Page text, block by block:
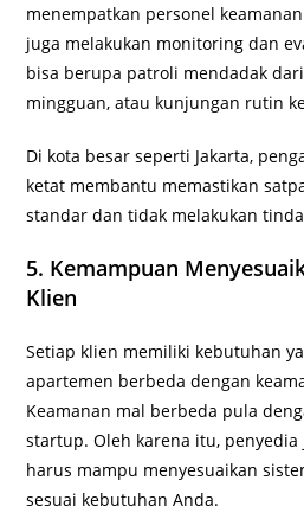
menempatkan personel
juga melakukan monitoring dan
bisa berupa patroli mendadak
mingguan, atau kunjungan rutin
Di kota besar seperti Jakarta,
ketat membantu memastikan
standar dan tidak melakukan
5. Kemampuan
Klien
Setiap klien memiliki kebutuhan
apartemen berbeda dengan
Keamanan mal berbeda pula
startup. Oleh karena itu, penyedia
harus mampu menyesuaikan
sesuai kebutuhan Anda.